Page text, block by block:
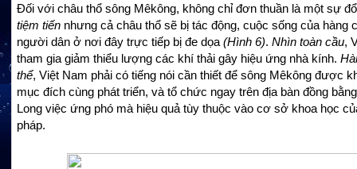
Đối với châu thổ sông Mêkông, không chỉ đơn thuần là một sự
tiệm tiến nhưng cả châu thổ sẽ bị tác động, cuộc sống của hàng
người dân ở nơi đây trực tiếp bị đe dọa (Hình 6). Nhìn toàn cầu,
tham gia giảm thiểu lượng các khí thải gây hiệu ứng nhà kính.
thể, Việt Nam phải có tiếng nói cần thiết để sông Mêkông được
mục đích cùng phát triển, và tổ chức ngay trên địa bàn đồng
Long việc ứng phó mà hiệu quả tùy thuộc vào cơ sở khoa học
pháp.